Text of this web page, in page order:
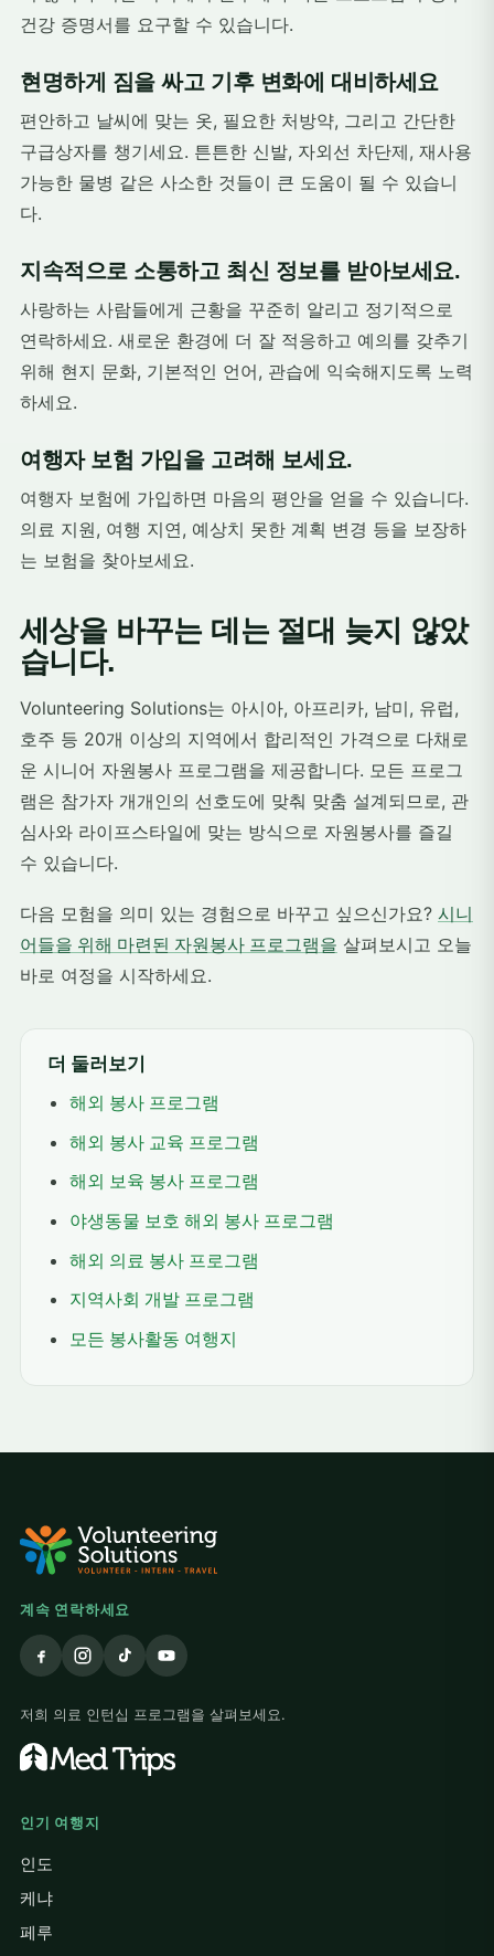
건강 증명서를 요구할 수 있습니다.
현명하게 짐을 싸고 기후 변화에 대비하세요
편안하고 날씨에 맞는 옷, 필요한 처방약, 그리고 간단한
구급상자를 챙기세요. 튼튼한 신발, 자외선 차단제, 재사용
가능한 물병 같은 사소한 것들이 큰 도움이 될 수 있습니
다.
지속적으로 소통하고 최신 정보를 받아보세요.
사랑하는 사람들에게 근황을 꾸준히 알리고 정기적으로
연락하세요. 새로운 환경에 더 잘 적응하고 예의를 갖추기
위해 현지 문화, 기본적인 언어, 관습에 익숙해지도록 노력
하세요.
여행자 보험 가입을 고려해 보세요.
여행자 보험에 가입하면 마음의 평안을 얻을 수 있습니다.
의료 지원, 여행 지연, 예상치 못한 계획 변경 등을 보장하
는 보험을 찾아보세요.
세상을 바꾸는 데는 절대 늦지 않았
습니다.
Volunteering Solutions는 아시아, 아프리카, 남미, 유럽,
호주 등 20개 이상의 지역에서 합리적인 가격으로 다채로
운 시니어 자원봉사 프로그램을 제공합니다. 모든 프로그
램은 참가자 개개인의 선호도에 맞춰 맞춤 설계되므로, 관
심사와 라이프스타일에 맞는 방식으로 자원봉사를 즐길
수 있습니다.
다음 모험을 의미 있는 경험으로 바꾸고 싶으신가요? 시니
어들을 위해 마련된 자원봉사 프로그램을 살펴보시고 오늘
바로 여정을 시작하세요.
더 둘러보기
해외 봉사 프로그램
해외 봉사 교육 프로그램
해외 보육 봉사 프로그램
야생동물 보호 해외 봉사 프로그램
해외 의료 봉사 프로그램
지역사회 개발 프로그램
모든 봉사활동 여행지
계속 연락하세요
저희 의료 인턴십 프로그램을 살펴보세요.
인기 여행지
인도
케냐
페루